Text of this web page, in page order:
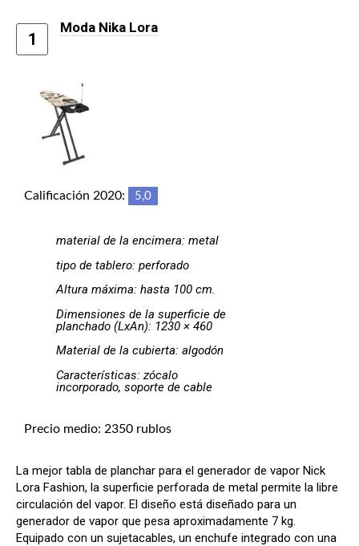
1
Moda Nika Lora
Calificación 2020: 5,0
material de la encimera: metal
tipo de tablero: perforado
Altura máxima: hasta 100 cm.
Dimensiones de la superficie de
planchado (LxAn): 1230 × 460
Material de la cubierta: algodón
Características: zócalo
incorporado, soporte de cable
Precio medio: 2350 rublos
La mejor tabla de planchar para el generador de vapor Nick
Lora Fashion, la superficie perforada de metal permite la libre
circulación del vapor. El diseño está diseñado para un
generador de vapor que pesa aproximadamente 7 kg.
Equipado con un sujetacables, un enchufe integrado con una